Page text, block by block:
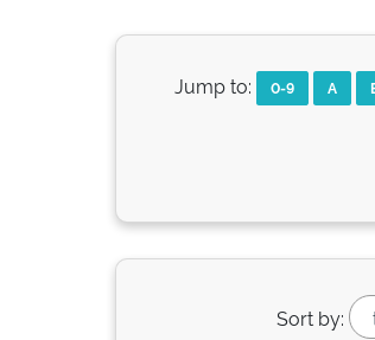
Jump to: 0-9 A
Sort by: